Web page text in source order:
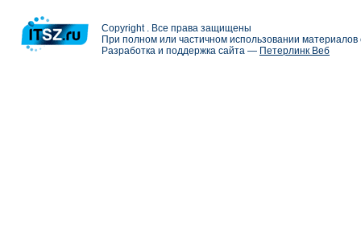
Copyright . Все права защищены
При полном или частичном использовании
Разработка и поддержка сайта — Петерлинк Веб